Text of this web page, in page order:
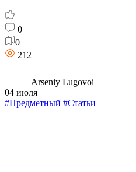
0
0
212
Arseniy Lugovoi
04 июля
#Предметный #Статьи